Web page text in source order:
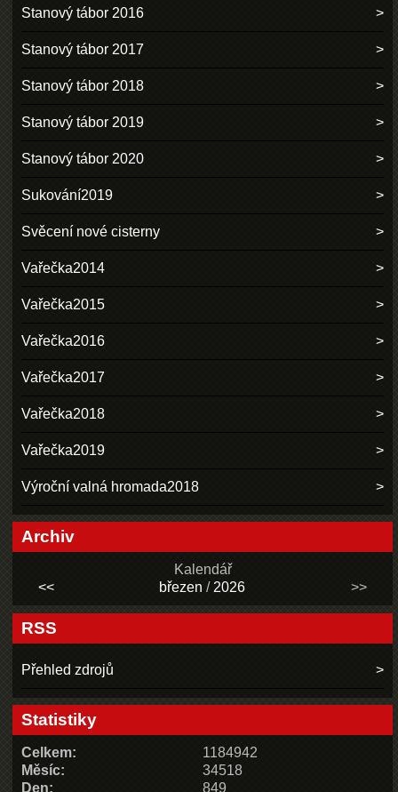
Stanový tábor 2016
Stanový tábor 2017
Stanový tábor 2018
Stanový tábor 2019
Stanový tábor 2020
Sukování2019
Svěcení nové cisterny
Vařečka2014
Vařečka2015
Vařečka2016
Vařečka2017
Vařečka2018
Vařečka2019
Výroční valná hromada2018
Archiv
Kalendář
<<
březen / 2026 >>
RSS
Přehled zdrojů
Statistiky
Celkem:
1184942
Měsíc:
34518
Den:
849